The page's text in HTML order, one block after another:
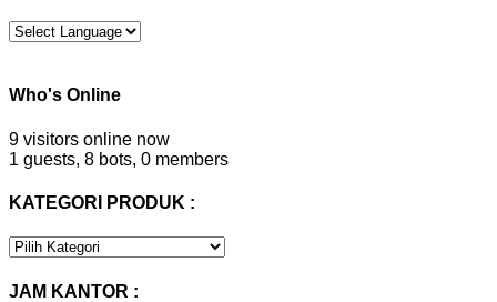
Who's Online
9 visitors online now
1 guests, 8 bots, 0 members
KATEGORI PRODUK :
KATEGORI
JAM KANTOR :